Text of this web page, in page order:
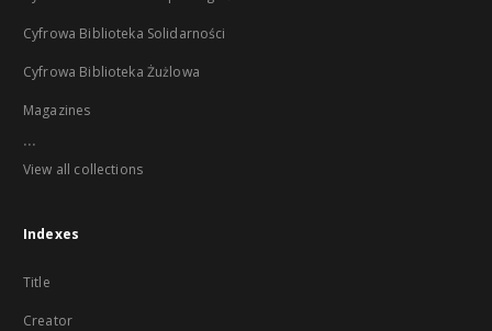
Cyfrowa Biblioteka Solidarności
Cyfrowa Biblioteka Żużlowa
Magazines
...
View all collections
Indexes
Title
Creator